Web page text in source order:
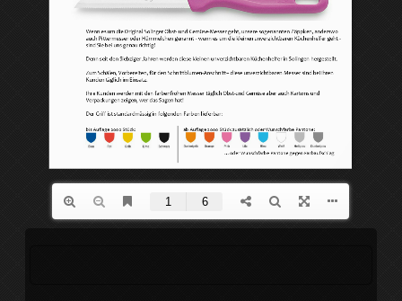
GESCHIRR TRIO
GESCHIRR MODERN LIFE
GESCHIRR COMPACT
POMMESSCHALEN
DIE VORTEILE BEDRUCKTEN PORZELLANS
MELAMIN
BEDRUCKEN
GRAVIEREN